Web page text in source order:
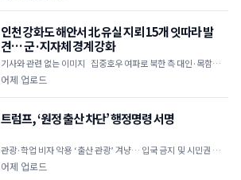
인천 강화도 해안서 北 유실 지뢰 15개 잇따라 발
견… 군·지자체 경계 강화
기사와 관련 없는 이미지 집중호우 여파로 북한 측 대인·목함지뢰
유입 추정 주민 신고 및 군 수색으로 발견… 인명 피해는 없어 강화
어제 업로드
트럼프, ‘원정 출산 차단’ 행정명령 서명
관광·학업 비자 악용 ‘출산 관광’ 겨냥… 입국 금지 및 시민권 부여
차단 외교공관 직원·적성국 출생 자녀도 대상&he
어제 업로드